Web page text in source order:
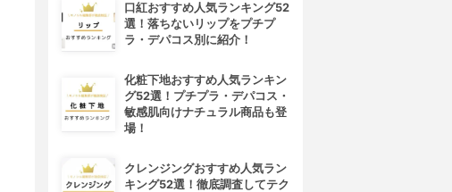
口紅おすすめ人気ランキング52
選！落ちないリップをプチプ
ラ・デパコス別に紹介！
化粧下地おすすめ人気ランキン
グ52選！プチプラ・デパコス・
敏感肌向けナチュラル商品も登
場！
クレンジングおすすめ人気ラン
キング52選！徹底調査してテク